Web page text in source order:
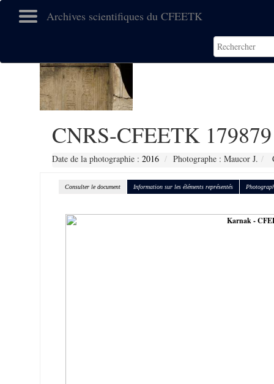
Archives scientifiques du CFEETK
CNRS-CFEETK 179879
Date de la photographie : 2016 Photographe : Maucor J.
Consulter le document Information sur les éléments représentés